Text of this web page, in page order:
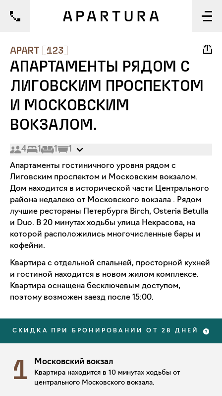
1/31
APART 123
АПАРТАМЕНТЫ РЯДОМ С
ЛИГОВСКИМ ПРОСПЕКТОМ
И МОСКОВСКИМ
ВОКЗАЛОМ.
4 1 1 1
Апартаменты гостиничного уровня рядом с
Лиговским проспектом и Московским вокзалом.
Дом находится в исторической части Центрального
района недалеко от Московского вокзала . Рядом
лучшие рестораны Петербурга Birch, Osteria Betulla
и Duo. В 20 минутах ходьбы улица Некрасова, на
которой расположились многочисленные бары и
кофейни.
Квартира с отдельной спальней, просторной кухней
и гостиной находится в новом жилом комплексе.
Квартира оснащена бесключевым доступом,
поэтому возможен заезд после 15:00.
СКИДКА ПРИ БРОНИРОВАНИИ ОТ 28 ДНЕЙ
1 Московский вокзал
Квартира находится в 10 минутах ходьбы от
центрального Московского вокзала.